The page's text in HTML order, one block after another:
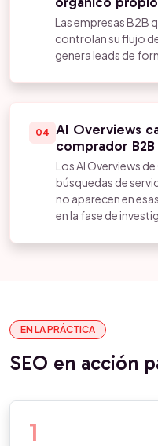
Las empresas B2B
controlan su flujo
genera leads de
04 AI Overviews
comprador
Los AI Overviews
búsquedas de
no aparecen en
en la fase de
EN LA PRÁCTICA
SEO en acción
1